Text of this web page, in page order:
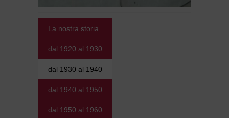
La nostra storia
dal 1920 al 1930
dal 1930 al 1940
dal 1940 al 1950
dal 1950 al 1960